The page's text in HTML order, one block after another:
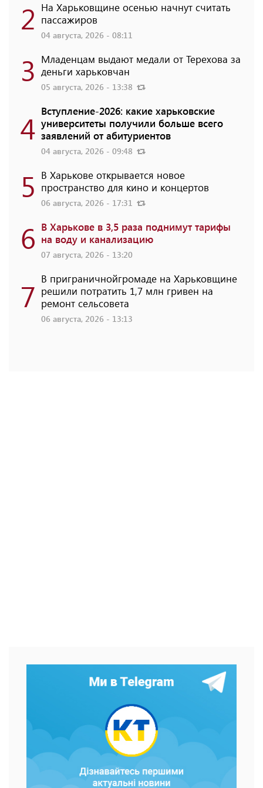
2 На Харьковщине осенью начнут считать
пассажиров
04 августа, 2026 - 08:11
3 Младенцам выдают медали от Терехова за
деньги харьковчан
05 августа, 2026 - 13:38
4 Вступление-2026: какие харьковские
университеты получили больше всего
заявлений от абитуриентов
04 августа, 2026 - 09:48
5 В Харькове открывается новое
пространство для кино и концертов
06 августа, 2026 - 17:31
6 В Харькове в 3,5 раза поднимут тарифы
на воду и канализацию
07 августа, 2026 - 13:20
7 В приграничнойгромаде на Харьковщине
решили потратить 1,7 млн ​​гривен на
ремонт сельсовета
06 августа, 2026 - 13:13